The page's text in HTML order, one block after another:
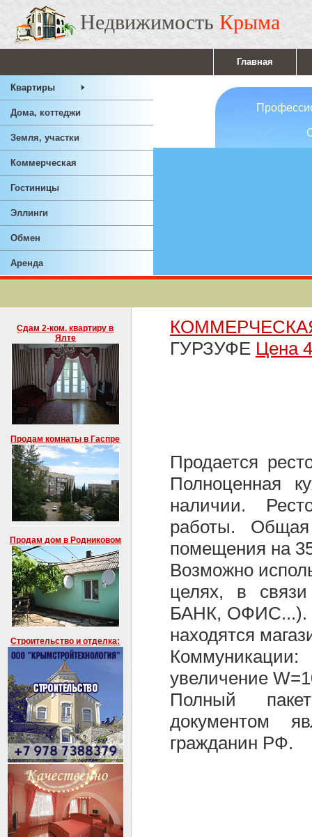
Недвижимость Крыма
Главная
Квартиры
Дома, коттеджи
Земля, участки
Коммерческая
Гостиницы
Эллинги
Обмен
Аренда
Сдам 2-ком. квартиру в
Ялте
Продам комнаты в Гаспре
Продам дом в Родниковом
Строительство и отделка:
ГУРЗУФЕ Цена
Продается
Полноценная
наличии.
работы.
помещения на
Возможно
целях, в
БАНК, ОФИС...).
находятся
Коммуникации:
увеличение
Полный
документом
гражданин РФ.